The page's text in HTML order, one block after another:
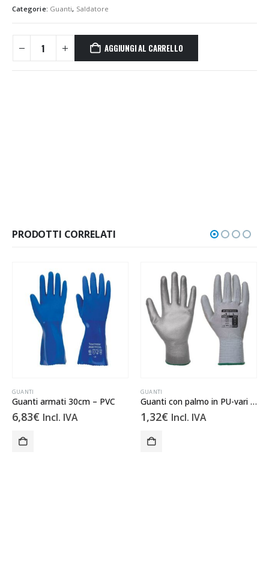
Categorie: Guanti, Saldatore
AGGIUNGI AL CARRELLO
PRODOTTI CORRELATI
GUANTI
Guanti armati 30cm – PVC
6,83€ Incl. IVA
GUANTI
Guanti con palmo in PU-vari colori
1,32€ Incl. IVA